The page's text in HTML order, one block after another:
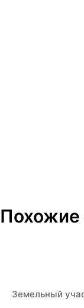
Похожие
Земельный